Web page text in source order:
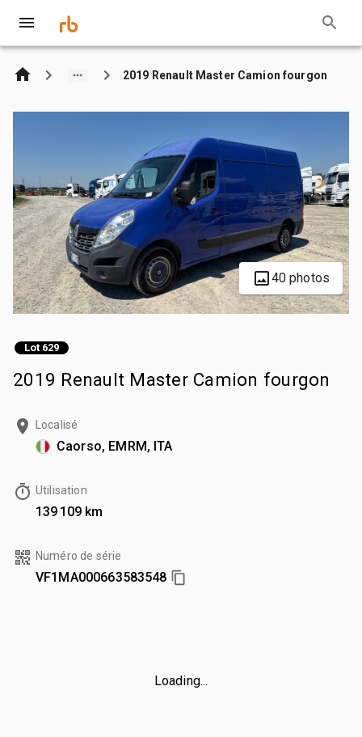
2019 Renault Master Camion fourgon
40 photos
Lot 629
2019 Renault Master Camion fourgon
Localisé
Caorso, EMRM, ITA
Utilisation
139 109 km
Numéro de série
VF1MA000663583548
Loading...